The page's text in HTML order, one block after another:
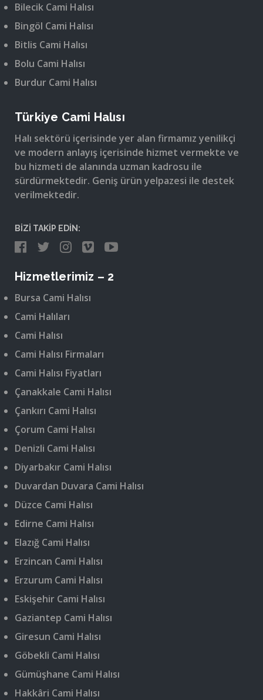
Bilecik Cami Halısı
Bingöl Cami Halısı
Bitlis Cami Halısı
Bolu Cami Halısı
Burdur Cami Halısı
Türkiye Cami Halısı
Halı sektörü içerisinde yer alan firmamız yenilikçi
ve modern anlayış içerisinde hizmet vermekte ve
bu hizmeti de alanında uzman kadrosu ile
sürdürmektedir. Geniş ürün yelpazesi ile destek
verilmektedir.
BİZİ TAKİP EDİN:
Hizmetlerimiz – 2
Bursa Cami Halısı
Cami Halıları
Cami Halısı
Cami Halısı Firmaları
Cami Halısı Fiyatları
Çanakkale Cami Halısı
Çankırı Cami Halısı
Çorum Cami Halısı
Denizli Cami Halısı
Diyarbakır Cami Halısı
Duvardan Duvara Cami Halısı
Düzce Cami Halısı
Edirne Cami Halısı
Elazığ Cami Halısı
Erzincan Cami Halısı
Erzurum Cami Halısı
Eskişehir Cami Halısı
Gaziantep Cami Halısı
Giresun Cami Halısı
Göbekli Cami Halısı
Gümüşhane Cami Halısı
Hakkâri Cami Halısı